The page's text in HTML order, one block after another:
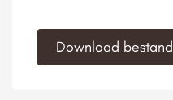
Download bestand